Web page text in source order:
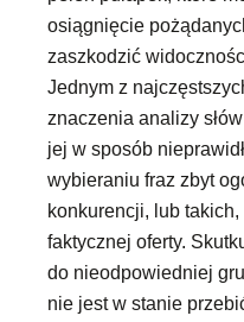
osiągnięcie
zaszkodzić
Jednym z
znaczenia analizy
jej w sposób
wybieraniu fraz zbyt
konkurencji, lub
faktycznej oferty.
do nieodpowiedniej
nie jest w stanie